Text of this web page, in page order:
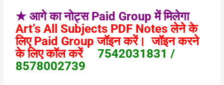
★ आगे का नोट्स Paid Group में मिलेगा
Art’s All Subjects PDF Notes लेने के
लिए Paid Group जॉइन करें। जॉइन करने
के लिए कॉल करें7542031831 /
8578002739